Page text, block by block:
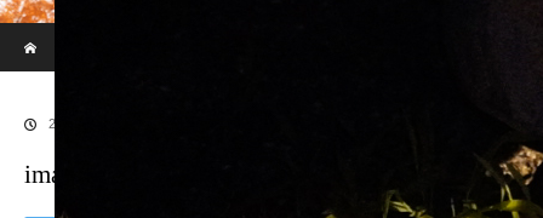
2018.07.28
imaphotograph/イマフォトグラフ